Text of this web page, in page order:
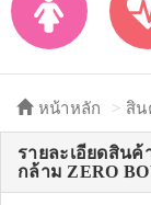
หน้าหลัก สิน
รายละเอียดสินค้
กล้าม ZERO